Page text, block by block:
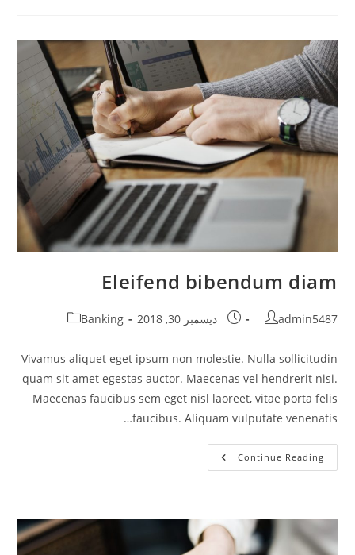
Eleifend bibendum diam
Post
admin5487
Post
ديسمبر 30, 2018
Post
Banking
Vivamus aliquet eget ipsum non molestie. Nulla sollicitudin
quam sit amet egestas auctor. Maecenas vel hendrerit nisi.
Maecenas faucibus sem eget nisl laoreet, vitae porta felis
faucibus. Aliquam vulputate venenatis…
Continue Reading
Eleifend
Bibendum